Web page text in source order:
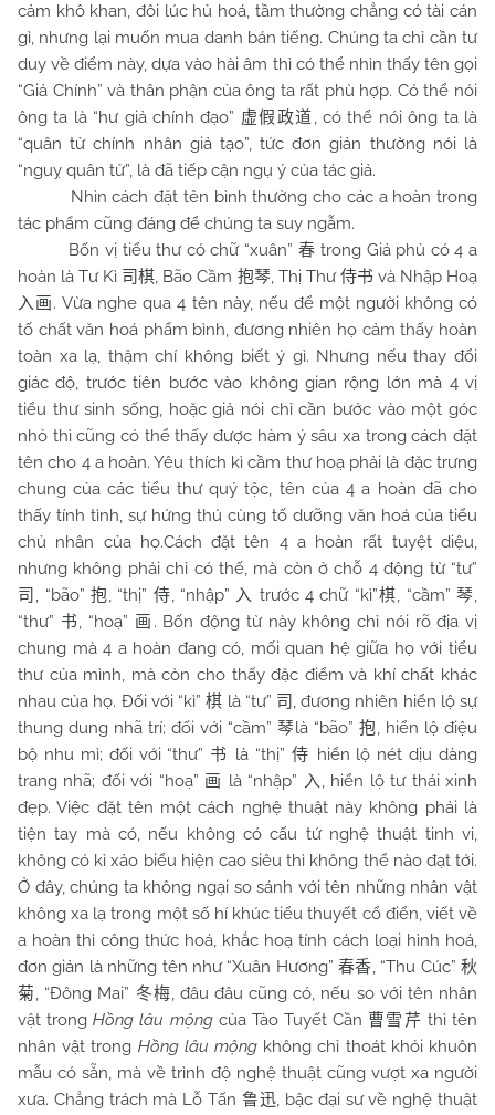
cảm khô khan, đôi lúc hủ hoá, tầm thường chẳng có tài cán
gì, nhưng lại muốn mua danh bán tiếng. Chúng ta chỉ cần tư
duy về điểm này, dựa vào hài âm thì có thể nhìn thấy tên gọi
“Giả Chính” và thân phận của ông ta rất phù hợp. Có thể nói
ông ta là “hư giả chính đạo” 虚假政道, có thể nói ông ta là
“quân tử chính nhân giả tạo”, tức đơn giản thường nói là
“nguỵ quân tử”, là đã tiếp cận ngụ ý của tác giả.
Nhìn cách đặt tên bình thường cho các a hoàn trong
tác phẩm cũng đáng để chúng ta suy ngẫm.
Bốn vị tiểu thư có chữ “xuân” 春 trong Giả phủ có 4 a
hoàn là Tư Kì 司棋, Bão Cầm 抱琴, Thị Thư侍书và Nhập Hoạ
入画. Vừa nghe qua 4 tên này, nếu để một người không có
tố chất văn hoá phẩm bình, đương nhiên họ cảm thấy hoàn
toàn xa lạ, thậm chí không biết ý gì. Nhưng nếu thay đổi
giác độ, trước tiên bước vào không gian rộng lớn mà 4 vị
tiểu thư sinh sống, hoặc giả nói chỉ cần bước vào một góc
nhỏ thì cũng có thể thấy được hàm ý sâu xa trong cách đặt
tên cho 4 a hoàn. Yêu thích kì cầm thư hoạ phải là đặc trưng
chung của các tiểu thư quý tộc, tên của 4 a hoàn đã cho
thấy tính tình, sự hứng thú cùng tố dưỡng văn hoá của tiểu
chủ nhân của họ.Cách đặt tên 4 a hoàn rất tuyệt diệu,
nhưng không phải chỉ có thế, mà còn ở chỗ 4 động từ “tư”
司 , “bão” 抱, “thị” 侍, “nhập” 入 trước 4 chữ “kì”棋, “cầm” 琴,
“thư” 书, “hoạ” 画 . Bốn động từ này không chỉ nói rõ địa vị
chung mà 4 a hoàn đang có, mối quan hệ giữa họ với tiểu
thư của mình, mà còn cho thấy đặc điểm và khí chất khác
nhau của họ. Đối với “kì”棋 là “tư” 司 , đương nhiên hiển lộ sự
thung dung nhã trí; đối với “cầm” 琴là “bão” 抱, hiển lộ điệu
bộ nhu mì; đối với “thư” 书 là “thị” 侍 hiển lộ nét dịu dàng
trang nhã; đối với “hoạ” 画 là “nhập” 入 , hiển lộ tư thái xinh
đẹp. Việc đặt tên một cách nghệ thuật này không phải là
tiện tay mà có, nếu không có cấu tứ nghệ thuật tinh vi,
không có kỉ xảo biểu hiện cao siêu thì không thể nào đạt tới.
Ở đây, chúng ta không ngại so sánh với tên những nhân vật
không xa lạ trong một số hí khúc tiểu thuyết cổ điển, viết về
a hoàn thì công thức hoá, khắc hoạ tính cách loại hình hoá,
đơn giản là những tên như “Xuân Hương”春香, “Thu Cúc”秋
菊, “Đông Mai” 冬梅, đâu đâu cũng có, nếu so với tên nhân
vật trongHồng lâu mộngcủa Tào Tuyết Cần 曹雪芹 thì tên
nhân vật trong Hồng lâu mộng không chỉ thoát khỏi khuôn
mẫu có sẵn, mà về trình độ nghệ thuật cũng vượt xa người
xưa. Chẳng trách mà Lỗ Tấn 鲁迅, bậc đại sư về nghệ thuật